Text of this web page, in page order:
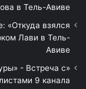
в Тель-Авиве
«Откуда взялся
Лави в Тель-
Авиве
- Встреча с
9 канала